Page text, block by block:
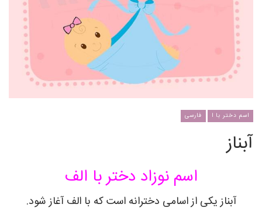
اسم دختر با ا فارسی
آبناز
اسم نوزاد دختر با الف
آبناز یکی از اسامی دخترانه است که با الف آغاز شود.